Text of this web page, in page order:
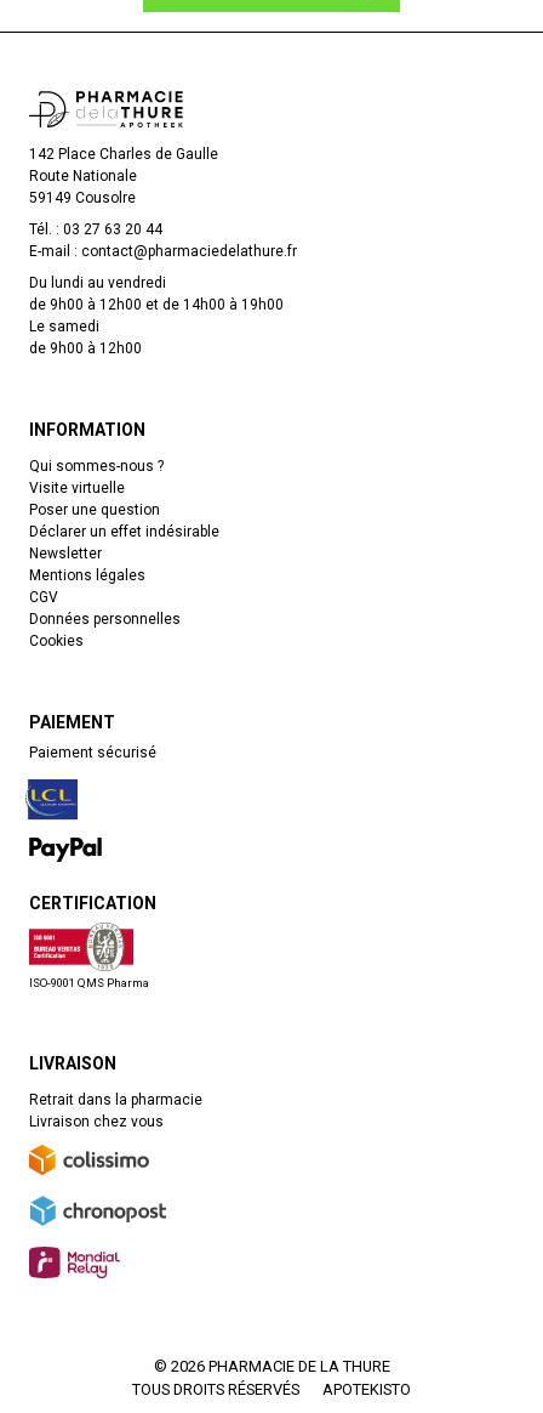
142 Place Charles de Gaulle
Route Nationale
59149 Cousolre
Tél. : 03 27 63 20 44
E-mail : contact@pharmaciedelathure.fr
Du lundi au vendredi
de 9h00 à 12h00 et de 14h00 à 19h00
Le samedi
de 9h00 à 12h00
INFORMATION
Qui sommes-nous ?
Visite virtuelle
Poser une question
Déclarer un effet indésirable
Newsletter
Mentions légales
CGV
Données personnelles
Cookies
PAIEMENT
Paiement sécurisé
CERTIFICATION
ISO-9001 QMS Pharma
LIVRAISON
Retrait dans la pharmacie
Livraison chez vous
© 2026 PHARMACIE DE LA THURE
TOUS DROITS RÉSERVÉS
APOTEKISTO